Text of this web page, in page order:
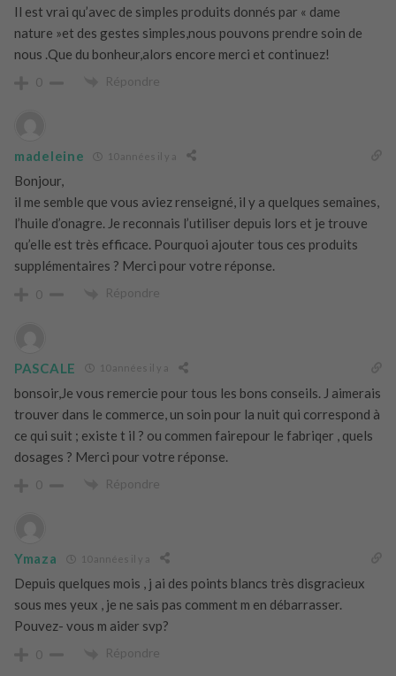
Il est vrai qu’avec de simples produits donnés par « dame
nature »et des gestes simples,nous pouvons prendre soin de
nous .Que du bonheur,alors encore merci et continuez!
0 Répondre
madeleine 10 années il y a
Bonjour,
il me semble que vous aviez renseigné, il y a quelques semaines,
l’huile d’onagre. Je reconnais l’utiliser depuis lors et je trouve
qu’elle est très efficace. Pourquoi ajouter tous ces produits
supplémentaires ? Merci pour votre réponse.
0 Répondre
PASCALE 10 années il y a
bonsoir,Je vous remercie pour tous les bons conseils. J aimerais
trouver dans le commerce, un soin pour la nuit qui correspond à
ce qui suit ; existe t il ? ou commen fairepour le fabriqer , quels
dosages ? Merci pour votre réponse.
0 Répondre
Ymaza 10 années il y a
Depuis quelques mois , j ai des points blancs très disgracieux
sous mes yeux , je ne sais pas comment m en débarrasser.
Pouvez- vous m aider svp?
0 Répondre